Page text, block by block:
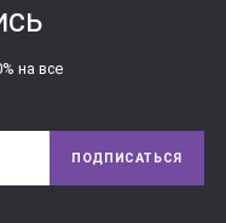
на все
ПОДПИСАТЬСЯ